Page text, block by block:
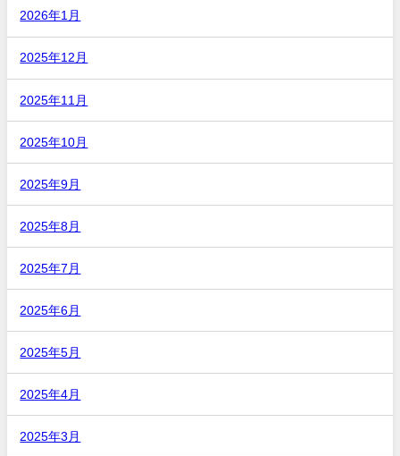
2026年1月
2025年12月
2025年11月
2025年10月
2025年9月
2025年8月
2025年7月
2025年6月
2025年5月
2025年4月
2025年3月